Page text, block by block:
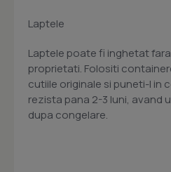
Laptele
Laptele poate fi inghetat
proprietati. Folositi
cutiile originale si puneti-l in
rezista pana 2-3 luni, avand
dupa congelare.